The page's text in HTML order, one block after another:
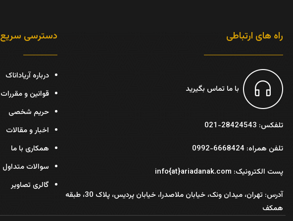
راه های ارتباطی
با ما تماس بگیرید
تلفکس: 28424543-021
تلفن همراه: 6668424-0992
پست الکترونیک: info{at}ariadanak.com
آدرس:
تهران، میدان ونک، خیابان ملاصدرا، خیابان پردیس، پلاک 30، طبقه
همکف
دسترسی سریع
درباره آریاداناک
قوانین و مقررات
حریم شخصی
اخبار و مقالات
همکاری با ما
سوالات متداول
گالری تصاویر